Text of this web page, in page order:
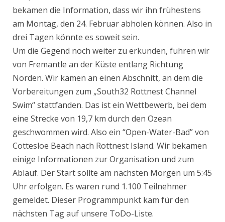
bekamen die Information, dass wir ihn frühestens
am Montag, den 24. Februar abholen können. Also in
drei Tagen könnte es soweit sein.
Um die Gegend noch weiter zu erkunden, fuhren wir
von Fremantle an der Küste entlang Richtung
Norden. Wir kamen an einen Abschnitt, an dem die
Vorbereitungen zum „South32 Rottnest Channel
Swim“ stattfanden. Das ist ein Wettbewerb, bei dem
eine Strecke von 19,7 km durch den Ozean
geschwommen wird. Also ein “Open-Water-Bad” von
Cottesloe Beach nach Rottnest Island. Wir bekamen
einige Informationen zur Organisation und zum
Ablauf. Der Start sollte am nächsten Morgen um 5:45
Uhr erfolgen. Es waren rund 1.100 Teilnehmer
gemeldet. Dieser Programmpunkt kam für den
nächsten Tag auf unsere ToDo-Liste.